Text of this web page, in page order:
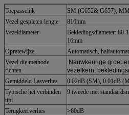
Toepasselijk
SM (G652& G657),
Vezel gespleten lengte
816mm
Vezeldiameter
Bekledingsdiameter: 80-
16mm
Opratewijze
Automatisch,
Vezel die methode
richten
Nauwkeurige
vezelkern,
Gemiddeld Lasverlies
0.02dB (SM), 0.01dB
Typische het verbinden
tijd
9 tweede met
Terugkeerverlies >60dB